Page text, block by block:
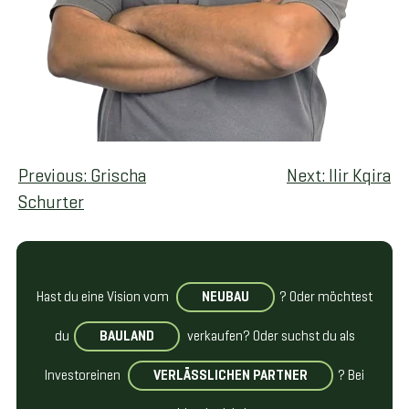
BEITRAGSNAVIGATION
Previous: Grischa
Schurter
Next: Ilir Kqira
Hast du eine Vision vom NEUBAU ? Oder möchtest
du BAULAND verkaufen? Oder suchst du als
Investoreinen VERLÄSSLICHEN PARTNER ? Bei